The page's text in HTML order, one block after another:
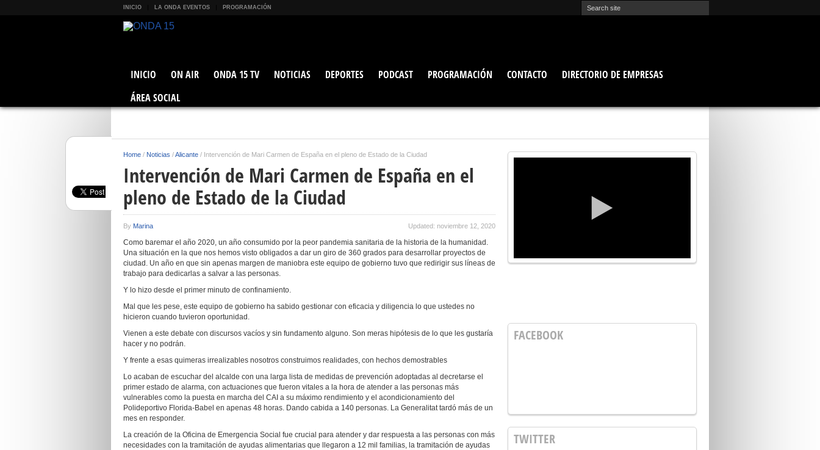
INICIO LA ONDA EVENTOS PROGRAMACIÓN
INICIO ON AIR ONDA 15 TV NOTICIAS DEPORTES PODCAST PROGRAMACIÓN CONTACTO
DIRECTORIO DE EMPRESAS
ÁREA SOCIAL
Home / Noticias /Alicante / Intervención de Mari Carmen de España en el pleno de Estado de la Ciudad
Intervención de Mari Carmen de España en el
pleno de Estado de la Ciudad
By Marina Updated: noviembre 12, 2020
Como baremar el año 2020, un año consumido por la peor pandemia sanitaria de la historia de la humanidad.
Una situación en la que nos hemos visto obligados a dar un giro de 360 grados para desarrollar proyectos de
ciudad. Un año en que sin apenas margen de maniobra este equipo de gobierno tuvo que redirigir sus líneas de
trabajo para dedicarlas a salvar a las personas.
Y lo hizo desde el primer minuto de confinamiento.
Mal que les pese, este equipo de gobierno ha sabido gestionar con eficacia y diligencia lo que ustedes no
hicieron cuando tuvieron oportunidad.
Vienen a este debate con discursos vacíos y sin fundamento alguno. Son meras hipótesis de lo que les gustaría
hacer y no podrán.
Y frente a esas quimeras irrealizables nosotros construimos realidades, con hechos demostrables
Lo acaban de escuchar del alcalde con una larga lista de medidas de prevención adoptadas al decretarse el
primer estado de alarma, con actuaciones que fueron vitales a la hora de atender a las personas más
vulnerables como la puesta en marcha del CAI a su máximo rendimiento y el acondicionamiento del
Polideportivo Florida-Babel en apenas 48 horas. Dando cabida a 140 personas. La Generalitat tardó más de un
mes en responder.
La creación de la Oficina de Emergencia Social fue crucial para atender y dar respuesta a las personas con más
necesidades con la tramitación de ayudas alimentarias que llegaron a 12 mil familias, la tramitación de ayudas
FACEBOOK
TWITTER